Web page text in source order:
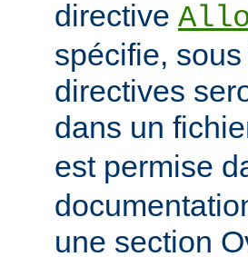
directive
spécifie,
directives
dans un
est permise
une section